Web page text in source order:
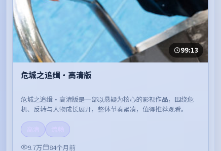
99:13
危城之追缉·高清版
危城之追缉·高清版是一部以悬疑为核心的影视作品，围绕危
机、反转与人物成长展开，整体节奏紧凑，值得推荐观看。
9.7万
84个月前